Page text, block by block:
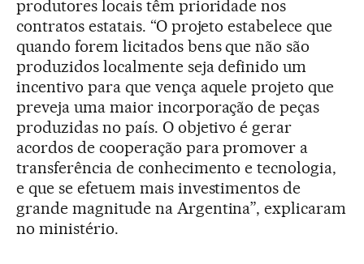
produtores locais têm prioridade nos
contratos estatais. “O projeto estabelece que
quando forem licitados bens que não são
produzidos localmente seja definido um
incentivo para que vença aquele projeto que
preveja uma maior incorporação de peças
produzidas no país. O objetivo é gerar
acordos de cooperação para promover a
transferência de conhecimento e tecnologia,
e que se efetuem mais investimentos de
grande magnitude na Argentina”, explicaram
no ministério.